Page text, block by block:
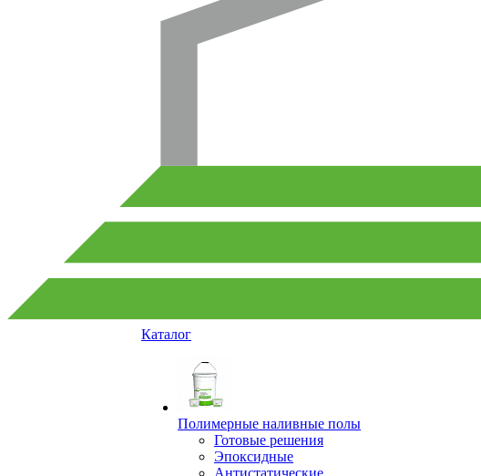
Каталог
Полимерные наливные полы
Готовые решения
Эпоксидные
Антистатические